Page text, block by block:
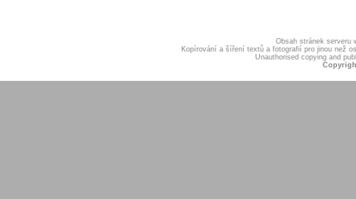
Obsah stránek serveru
Kopírování a šíření textů a fotografií pro jinou než
Unauthorised copying and